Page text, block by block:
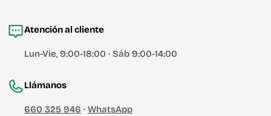
Atención al cliente
Lun-Vie, 9:00-18:00 · Sáb 9:00-14:00
Llámanos
660 325 946 · WhatsApp